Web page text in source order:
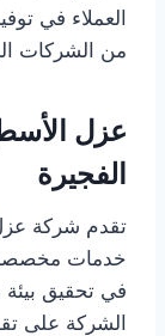
العملاء في
من الشركات
عزل
الفجيرة
تقدم شركة
خدمات مخصصة
في تحقيق
الشركة على